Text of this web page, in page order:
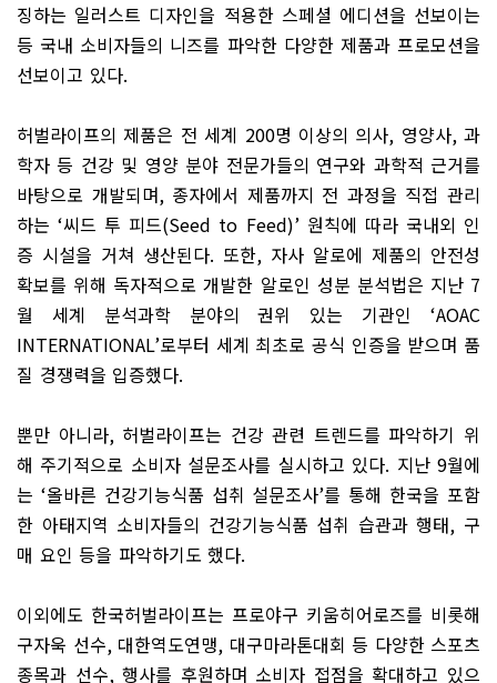
징하는 일러스트 디자인을 적용한 스페셜 에디션을 선보이는
등 국내 소비자들의 니즈를 파악한 다양한 제품과 프로모션을
선보이고 있다.
허벌라이프의 제품은 전 세계 200명 이상의 의사, 영양사, 과
학자 등 건강 및 영양 분야 전문가들의 연구와 과학적 근거를
바탕으로 개발되며, 종자에서 제품까지 전 과정을 직접 관리
하는‘씨드 투 피드(Seed to Feed)’ 원칙에 따라 국내외 인
증 시설을 거쳐 생산된다. 또한, 자사 알로에 제품의 안전성
확보를 위해 독자적으로 개발한 알로인 성분 분석법은 지난 7
월 세계 분석과학 분야의 권위 있는 기관인 ‘AOAC
INTERNATIONAL’로부터 세계 최초로 공식 인증을 받으며 품
질 경쟁력을 입증했다.
뿐만 아니라, 허벌라이프는 건강 관련 트렌드를 파악하기 위
해 주기적으로 소비자 설문조사를 실시하고 있다. 지난9월에
는 ‘올바른 건강기능식품 섭취 설문조사’를 통해 한국을 포함
한 아태지역 소비자들의 건강기능식품 섭취 습관과 행태, 구
매 요인 등을 파악하기도 했다.
이외에도 한국허벌라이프는 프로야구 키움히어로즈를 비롯해
구자욱 선수, 대한역도연맹, 대구마라톤대회 등 다양한 스포츠
종목과 선수,행사를 후원하며 소비자 접점을 확대하고 있으